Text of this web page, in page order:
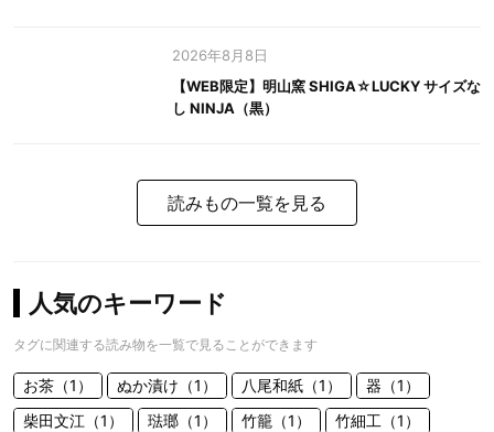
2026年8月8日
【WEB限定】明山窯 SHIGA☆LUCKY サイズな
し NINJA（黒）
読みもの一覧を見る
人気のキーワード
タグに関連する読み物を一覧で見ることができます
お茶（1） ぬか漬け（1） 八尾和紙（1）
器（1）
柴田文江（1）
琺瑯（1） 竹籠（1） 竹細工（1）